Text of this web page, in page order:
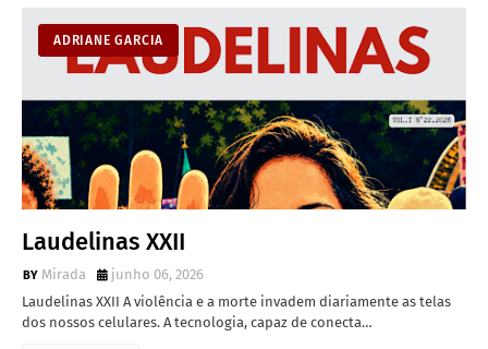
ADRIANE GARCIA
Laudelinas XXII
Mirada
junho 06, 2026
Laudelinas XXII A violência e a morte invadem diariamente as telas
dos nossos celulares. A tecnologia, capaz de conecta…